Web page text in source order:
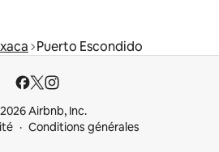
Puerto Escondido
Airbnb, Inc.
Conditions générales